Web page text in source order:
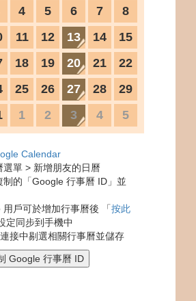
4 5 6 7
8
11 12 13 14
15
18 19 20 21
22
25 26 27 28
29
1 2 3 4 5
Calendar
選單 > 新增朋友的日曆
制的「Google 行事曆 ID」並
用戶可於增加行事曆後 「按此
定同步到手機中
接中剔選相關行事曆並儲存
Google 行事曆 ID